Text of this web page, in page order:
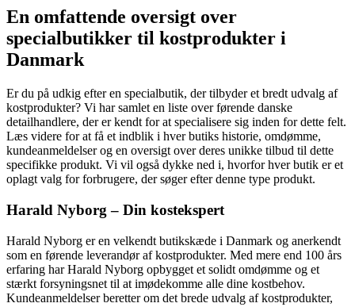
En omfattende oversigt over
specialbutikker til kostprodukter i
Danmark
Er du på udkig efter en specialbutik, der tilbyder et bredt udvalg af
kostprodukter? Vi har samlet en liste over førende danske
detailhandlere, der er kendt for at specialisere sig inden for dette felt.
Læs videre for at få et indblik i hver butiks historie, omdømme,
kundeanmeldelser og en oversigt over deres unikke tilbud til dette
specifikke produkt. Vi vil også dykke ned i, hvorfor hver butik er et
oplagt valg for forbrugere, der søger efter denne type produkt.
Harald Nyborg – Din kostekspert
Harald Nyborg er en velkendt butikskæde i Danmark og anerkendt
som en førende leverandør af kostprodukter. Med mere end 100 års
erfaring har Harald Nyborg opbygget et solidt omdømme og et
stærkt forsyningsnet til at imødekomme alle dine kostbehov.
Kundeanmeldelser beretter om det brede udvalg af kostprodukter,